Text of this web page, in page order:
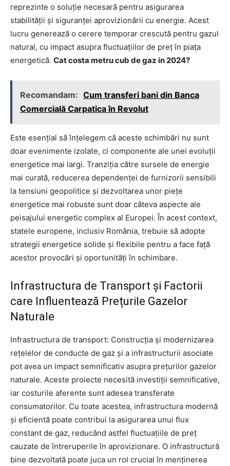
reprezinte o soluție necesară pentru asigurarea
stabilității și siguranței aprovizionării cu energie. Acest
lucru generează o cerere temporar crescută pentru gazul
natural, cu impact asupra fluctuațiilor de preț în piața
energetică. Cat costa metru cub de gaz in 2024?
Recomandam: Cum transferi bani din Banca
Comercială Carpatica în Revolut
Este esențial să înțelegem că aceste schimbări nu sunt
doar evenimente izolate, ci componente ale unei evoluții
energetice mai largi. Tranziția către sursele de energie
mai curată, reducerea dependenței de furnizorii sensibili
la tensiuni geopolitice și dezvoltarea unor piețe
energetice mai robuste sunt doar câteva aspecte ale
peisajului energetic complex al Europei. În acest context,
statele europene, inclusiv România, trebuie să adopte
strategii energetice solide și flexibile pentru a face față
acestor provocări și oportunități în schimbare.
Infrastructura de Transport și Factorii
care Influentează Prețurile Gazelor
Naturale
Infrastructura de transport: Construcția și modernizarea
rețelelor de conducte de gaz și a infrastructurii asociate
pot avea un impact semnificativ asupra prețurilor gazelor
naturale. Aceste proiecte necesită investiții semnificative,
iar costurile aferente sunt adesea transferate
consumatorilor. Cu toate acestea, infrastructura modernă
și eficientă poate contribui la asigurarea unui flux
constant de gaz, reducând astfel fluctuațiile de preț
cauzate de întreruperile în aprovizionare. O infrastructură
bine dezvoltată poate juca un rol crucial în menținerea